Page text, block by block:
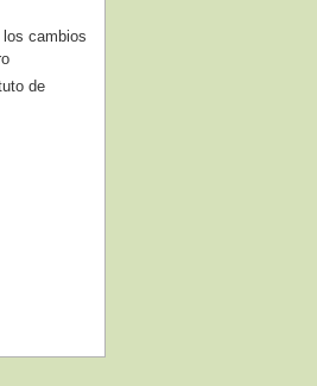
cambios
de